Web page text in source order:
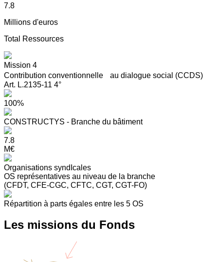
7.8
Millions d'euros
Total Ressources
Mission 4
Contribution conventionnelle au dialogue social (CCDS)
Art. L.2135-11 4°
100%
CONSTRUCTYS - Branche du bâtiment
7.8
M€
Organisations syndIcales
OS représentatives au niveau de la branche
(CFDT, CFE-CGC, CFTC, CGT, CGT-FO)
Répartition à parts égales entre les 5 OS
Les missions du Fonds